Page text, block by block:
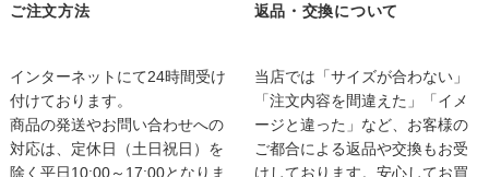
ご注文方法
インターネットにて24時間受け
付けております。
商品の発送やお問い合わせへの
対応は、定休日（土日祝日）を
除く平日10:00～17:00となりま
返品・交換について
当店では「サイズが合わない」
「注文内容を間違えた」「イメ
ージと違った」など、お客様の
ご都合による返品や交換もお受
けしております。安心してお買